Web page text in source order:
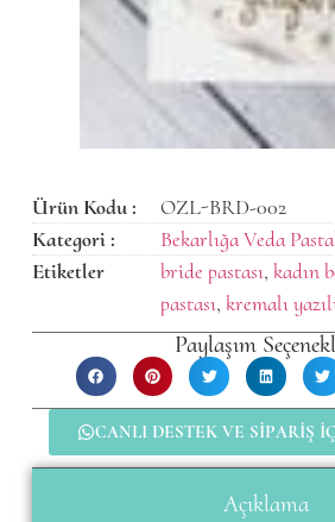
Ürün Kodu :
OZL-BRD-002
Kategori :
Bekarlığa Veda
Etiketler
bride pastası, kadın
pastası, kremalı
Paylaşım
CANLI DESTEK VE SIPARIŞ
Açıklama